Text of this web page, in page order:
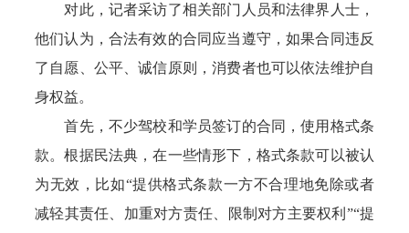
对此，记者采访了相关部门人员和法律界人士，
他们认为，合法有效的合同应当遵守，如果合同违反
了自愿、公平、诚信原则，消费者也可以依法维护自
身权益。
首先，不少驾校和学员签订的合同，使用格式条
款。根据民法典，在一些情形下，格式条款可以被认
为无效，比如“提供格式条款一方不合理地免除或者
减轻其责任、加重对方责任、限制对方主要权利”“提